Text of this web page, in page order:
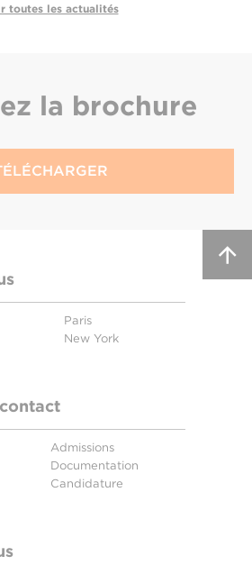
toutes les actualités
la brochure
Paris
New York
Admissions
Documentation
Candidature